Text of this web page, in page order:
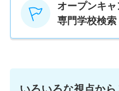
オープンキャ
専門学校検索